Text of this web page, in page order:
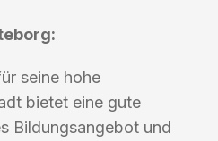
seine hohe
bietet eine gute
Bildungsangebot und